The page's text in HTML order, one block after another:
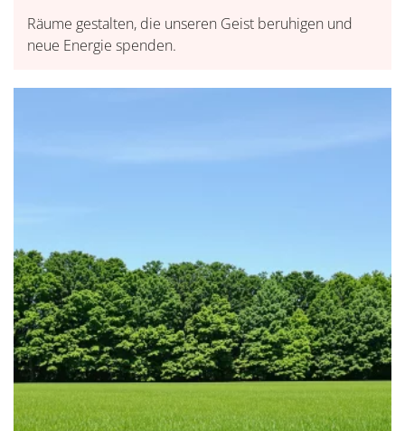
Räume gestalten, die unseren Geist beruhigen und
neue Energie spenden.